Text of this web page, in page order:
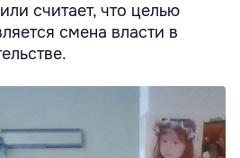
считает, что целью
смена власти в